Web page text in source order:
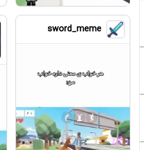
sword_meme